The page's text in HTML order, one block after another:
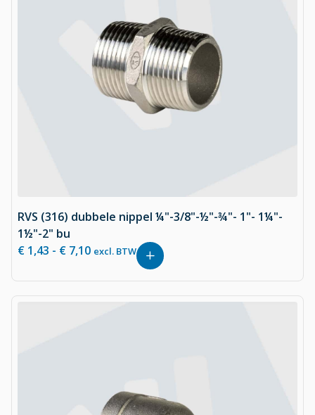
RVS (316) dubbele nippel ¼"-3/8"-½"-¾"- 1"- 1¼"-
1½"-2" bu
€ 1,43 - € 7,10 excl. BTW